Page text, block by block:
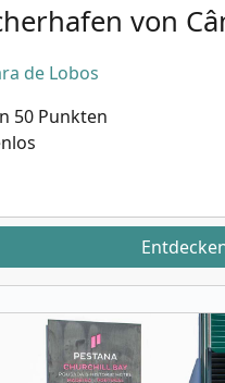
von
de Lobos
50 Punkten